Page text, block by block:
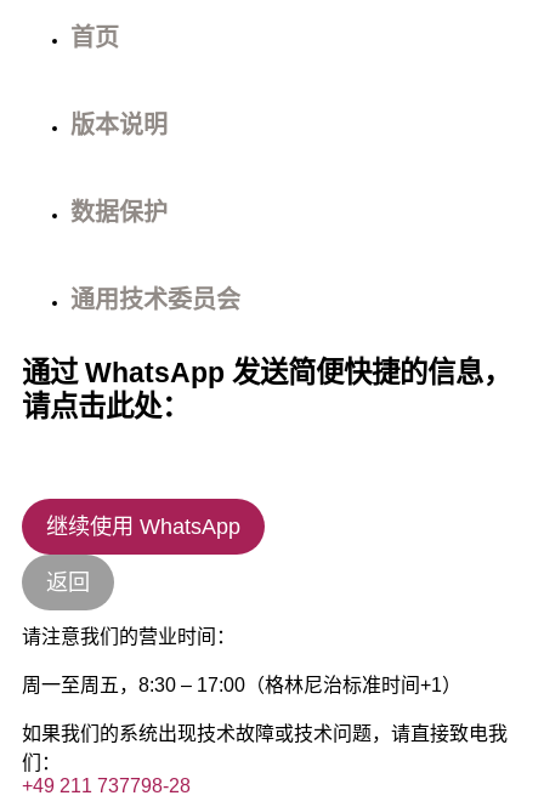
首页
版本说明
数据保护
通用技术委员会
通过 WhatsApp 发送简便快捷的信息，
请点击此处：
继续使用 WhatsApp
返回
请注意我们的营业时间：
周一至周五，8:30 – 17:00（格林尼治标准时间+1）
如果我们的系统出现技术故障或技术问题，请直接致电我
们：
+49 211 737798-28